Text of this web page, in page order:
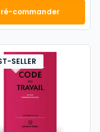
€ TTC
commander
Mémento
SELLER